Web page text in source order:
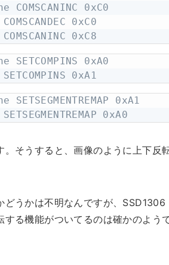
0xC0
0xC0
0xC8
0xA0
0xA1
0xA1
0xA0
。そうすると、画像のように上下反
どうかは不明なんですが、SSD1306
する機能がついてるのは確かのよう